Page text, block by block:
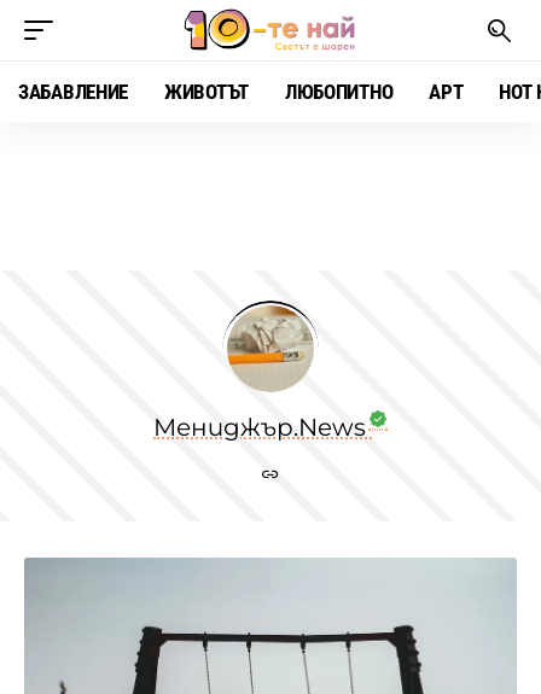
ЗАБАВЛЕНИЕ ЖИВОТЪТ ЛЮБОПИТНО АРТ HOT
Мениджър.News